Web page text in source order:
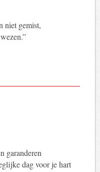
niet gemist,
garanderen
dag voor je hart